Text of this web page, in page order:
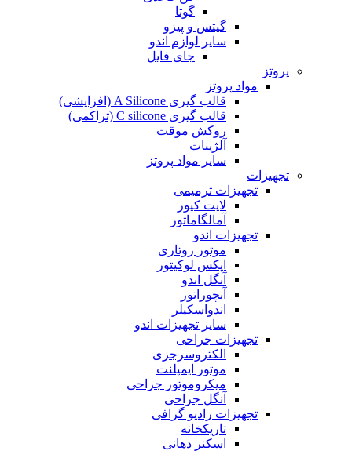
گوتا
گیتس و پیزو
سایر لوازم اندو
جای فایل
پروتز
مواد پروتز
قالب گیری A Silicone (افزایشی)
قالب گیری C silicone (تراکمی)
روکش موقت
آلژینات
سایر مواد پروتز
تجهیزات
تجهیزات ترمیمی
لایت کیور
آمالگاماتور
تجهیزات اندو
موتور روتاری
اپکس لوکیتور
آنگل اندو
آبچوراتور
اندواسکیلر
سایر تجهیزات اندو
تجهیزات جراحی
الکتروسرجری
موتور ایمپلنت
میکروموتور جراحی
آنگل جراحی
تجهیزات رادیو گرافی
تاریکخانه
اسکنر دهانی